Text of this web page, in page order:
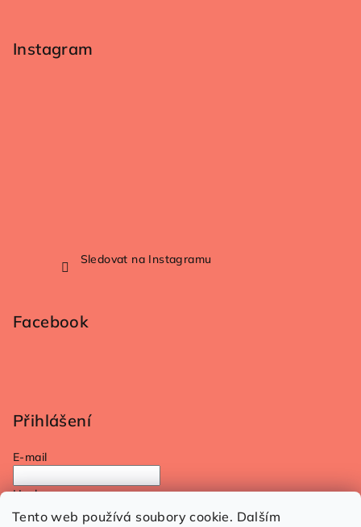
Tento web používá soubory cookie. Dalším
Instagram
Sledovat na Instagramu
Facebook
Přihlášení
E-mail
Heslo